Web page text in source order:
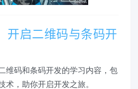
开启二维码与条码开
维码和条码开发的学习内容，包
术，助你开启开发之旅。